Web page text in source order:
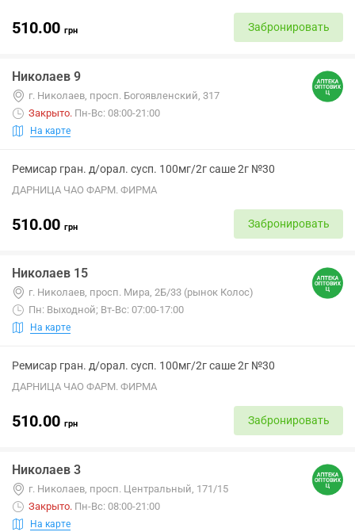
510.00 грн Забронировать
Николаев 9
г. Николаев, просп. Богоявленский, 317
Закрыто. Пн-Вс: 08:00-21:00
На карте
Ремисар гран. д/орал. сусп. 100мг/2г саше 2г №30
ДАРНИЦА ЧАО ФАРМ. ФИРМА
510.00 грн Забронировать
Николаев 15
г. Николаев, просп. Мира, 2Б/33 (рынок Колос)
Пн: Выходной; Вт-Вс: 07:00-17:00
На карте
Ремисар гран. д/орал. сусп. 100мг/2г саше 2г №30
ДАРНИЦА ЧАО ФАРМ. ФИРМА
510.00 грн Забронировать
Николаев 3
г. Николаев, просп. Центральный, 171/15
Закрыто. Пн-Вс: 08:00-21:00
На карте